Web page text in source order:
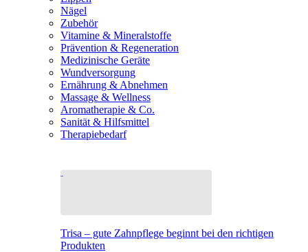
Nägel
Zubehör
Vitamine & Mineralstoffe
Prävention & Regeneration
Medizinische Geräte
Wundversorgung
Ernährung & Abnehmen
Massage & Wellness
Aromatherapie & Co.
Sanität & Hilfsmittel
Therapiebedarf
Trisa – gute Zahnpflege beginnt bei den richtigen
Produkten